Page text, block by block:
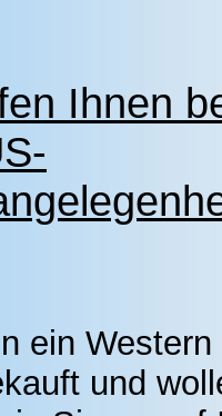
Ihnen
ein Western
und